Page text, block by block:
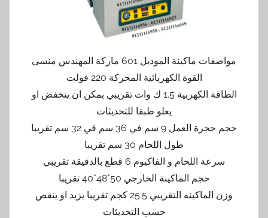
مواصفات ماكينة الموديل 601 ماركة المهندس منسى
القوة الكهربائية المحركة 220 فولت
الطاقة الكهربية 1.5 ك وات تقريبي بمكن ان ينخفض او
يعلو طبقا للتحديثات
حجم حجرة العمل 9 سم في 36 سم في 32 سم تقريبا
طول اللحام 30 سم تقريبا
سرعة اللحام و الفاكيوم 6 قطع بالدقيقة تقريبي
حجم الماكينة الخارجي 50*48*40 تقريبا
وزن الماكينه التقريبي 25.5 كجم تقريبا يزيد او ينقص
حسب التحديثات